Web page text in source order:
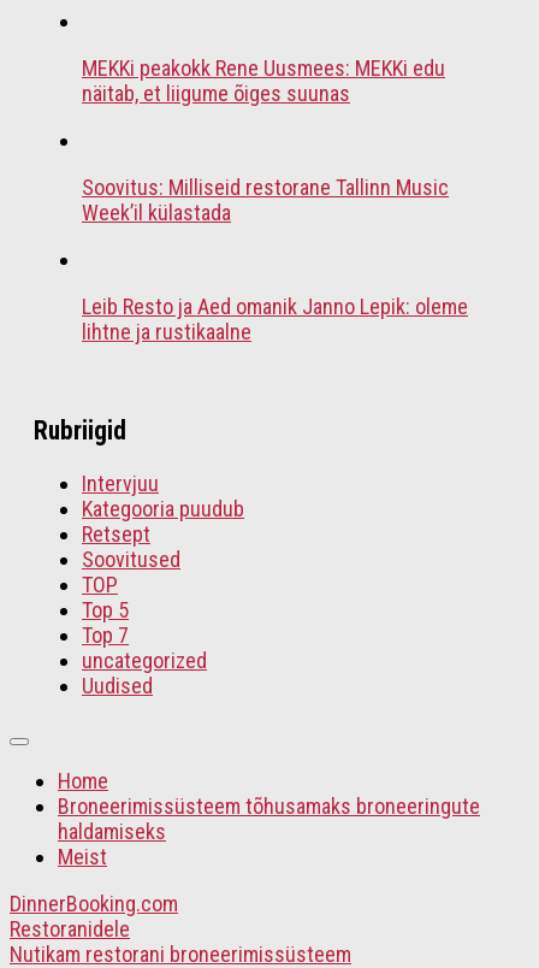
MEKKi peakokk Rene Uusmees: MEKKi edu
näitab, et liigume õiges suunas
Soovitus: Milliseid restorane Tallinn Music
Week’il külastada
Leib Resto ja Aed omanik Janno Lepik: oleme
lihtne ja rustikaalne
Rubriigid
Intervjuu
Kategooria puudub
Retsept
Soovitused
TOP
Top 5
Top 7
uncategorized
Uudised
Home
Broneerimissüsteem tõhusamaks broneeringute
haldamiseks
Meist
DinnerBooking.com
Restoranidele
Nutikam restorani broneerimissüsteem